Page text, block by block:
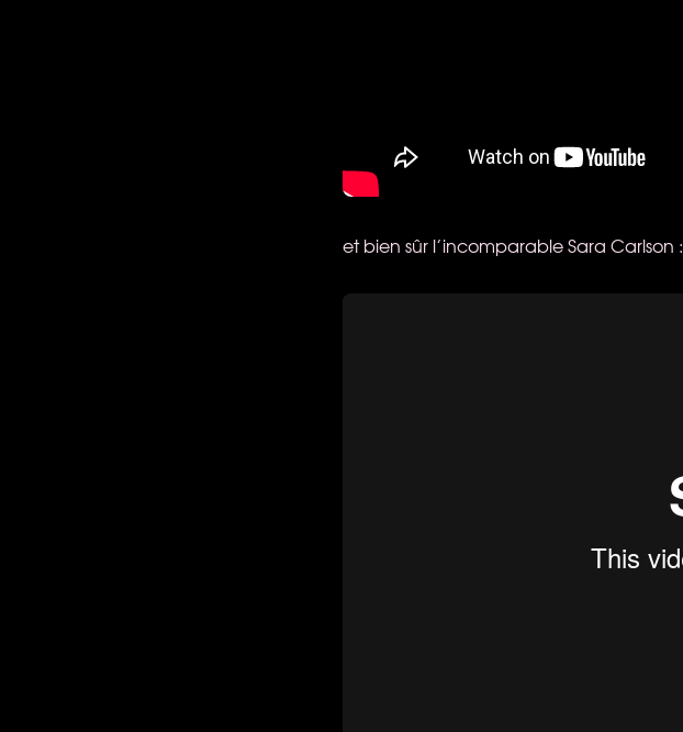
et bien sûr l’incomparable Sara Carlson :